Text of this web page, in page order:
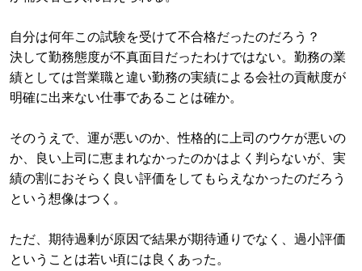
自分は何年この試験を受けて不合格だったのだろう？
決して勤務態度が不真面目だったわけではない。勤務の業
績としては営業職と違い勤務の実績による会社の貢献度が
明確に出来ない仕事であることは確か。
そのうえで、運が悪いのか、性格的に上司のウケが悪いの
か、良い上司に恵まれなかったのかはよく判らないが、実
績の割におそらく良い評価をしてもらえなかったのだろう
という想像はつく。
ただ、期待過剰が原因で結果が期待通りでなく、過小評価
ということは若い頃には良くあった。